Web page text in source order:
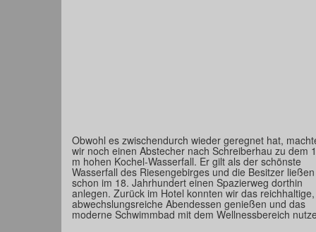
Obwohl es zwischendurch wieder geregnet hat,
wir noch einen Abstecher nach Schreiberhau zu dem
m hohen Kochel-Wasserfall. Er gilt als der schönste
Wasserfall des Riesengebirges und die Besitzer ließen
schon im 18. Jahrhundert einen Spazierweg dorthin
anlegen. Zurück im Hotel konnten wir das reichhaltige,
abwechslungsreiche Abendessen genießen und das
moderne Schwimmbad mit dem Wellnessbereich